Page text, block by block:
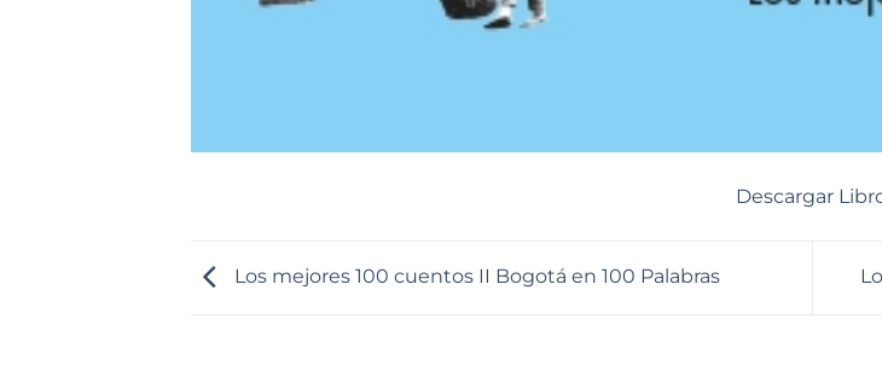
Descargar
Los mejores 100 cuentos II Bogotá en 100 Palabras